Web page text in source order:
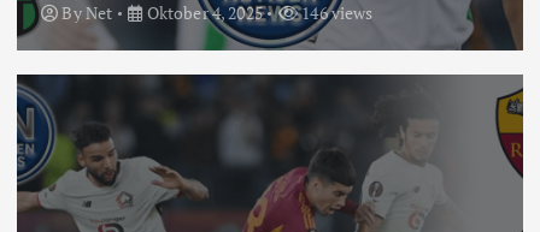
ByNet Oktober 4, 2025 146 views